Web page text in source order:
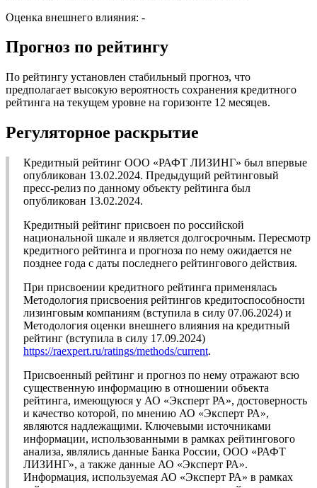
Оценка внешнего влияния: -
Прогноз по рейтингу
По рейтингу установлен стабильный прогноз, что
предполагает высокую вероятность сохранения кредитного
рейтинга на текущем уровне на горизонте 12 месяцев.
Регуляторное раскрытие
Кредитный рейтинг ООО «РАФТ ЛИЗИНГ» был впервые
опубликован 13.02.2024. Предыдущий рейтинговый
пресс-релиз по данному объекту рейтинга был
опубликован 13.02.2024.
Кредитный рейтинг присвоен по российской
национальной шкале и является долгосрочным. Пересмотр
кредитного рейтинга и прогноза по нему ожидается не
позднее года с даты последнего рейтингового действия.
При присвоении кредитного рейтинга применялась
Методология присвоения рейтингов кредитоспособности
лизинговым компаниям (вступила в силу 07.06.2024) и
Методология оценки внешнего влияния на кредитный
рейтинг (вступила в силу 17.09.2024)
https://raexpert.ru/ratings/methods/current.
Присвоенный рейтинг и прогноз по нему отражают всю
существенную информацию в отношении объекта
рейтинга, имеющуюся у АО «Эксперт РА», достоверность
и качество которой, по мнению АО «Эксперт РА»,
являются надлежащими. Ключевыми источниками
информации, использованными в рамках рейтингового
анализа, являлись данные Банка России, ООО «РАФТ
ЛИЗИНГ», а также данные АО «Эксперт РА».
Информация, используемая АО «Эксперт РА» в рамках